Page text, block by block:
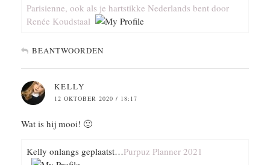
Parisienne, ook als je hartstikke Nederlands bent door
Renée Koudstaal
BEANTWOORDEN
KELLY
12 OKTOBER 2020 / 18:17
Wat is hij mooi! 🙂
Kelly onlangs geplaatst…Purpuz Planner 2021